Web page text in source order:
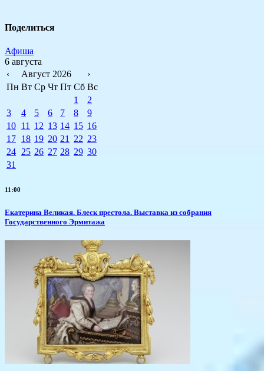
Поделиться
Афиша
6 августа
‹
Август 2026
›
Пн Вт Ср Чт Пт Сб Вс
1
2
3
4 5 6 7 8
9
10 11 12 13 14 15 16
17 18 19 20 21 22 23
24 25 26 27 28 29 30
31
11:00
Екатерина Великая. Блеск престола. Выставка из собрания
Государственного Эрмитажа